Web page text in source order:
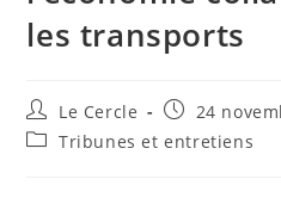
les transports
Auteur/autrice
de
la
Le Cercle
Publication
publiée :
24
PostTribunes et entretiens